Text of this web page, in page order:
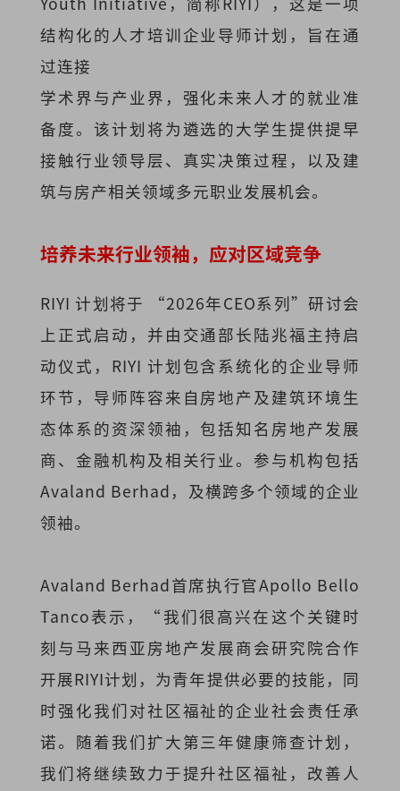
结构化的人才培训企业导师计划，旨在通
过连接
学术界与产业界，强化未来人才的就业准
备度。该计划将为遴选的大学生提供提早
接触行业领导层、真实决策过程，以及建
筑与房产相关领域多元职业发展机会。
培养未来行业领袖，应对区域竞争
RIYI 计划将于 “2026年CEO系列”研讨会
上正式启动，并由交通部长陆兆福主持启
动仪式，RIYI 计划包含系统化的企业导师
环节，导师阵容来自房地产及建筑环境生
态体系的资深领袖，包括知名房地产发展
商、金融机构及相关行业。参与机构包括
Avaland Berhad，及横跨多个领域的企业
领袖。
Avaland Berhad首席执行官Apollo Bello
Tanco表示，“我们很高兴在这个关键时
刻与马来西亚房地产发展商会研究院合作
开展RIYI计划，为青年提供必要的技能，同
时强化我们对社区福祉的企业社会责任承
诺。随着我们扩大第三年健康筛查计划，
我们将继续致力于提升社区福祉，改善人